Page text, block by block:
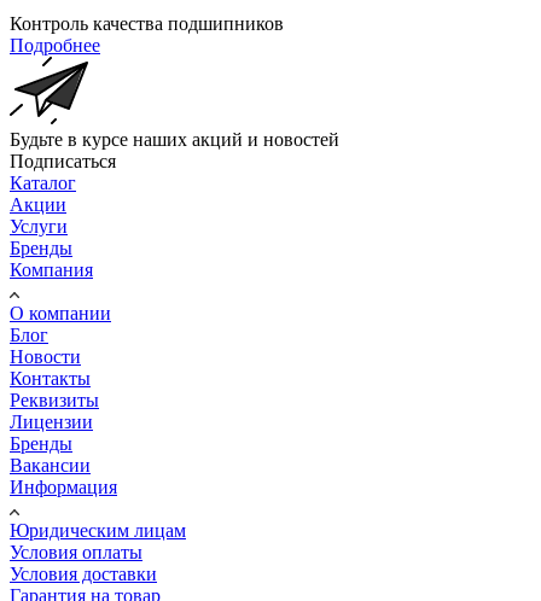
Контроль качества подшипников
Подробнее
Будьте в курсе наших акций и новостей
Подписаться
Каталог
Акции
Услуги
Бренды
Компания
О компании
Блог
Новости
Контакты
Реквизиты
Лицензии
Бренды
Вакансии
Информация
Юридическим лицам
Условия оплаты
Условия доставки
Гарантия на товар